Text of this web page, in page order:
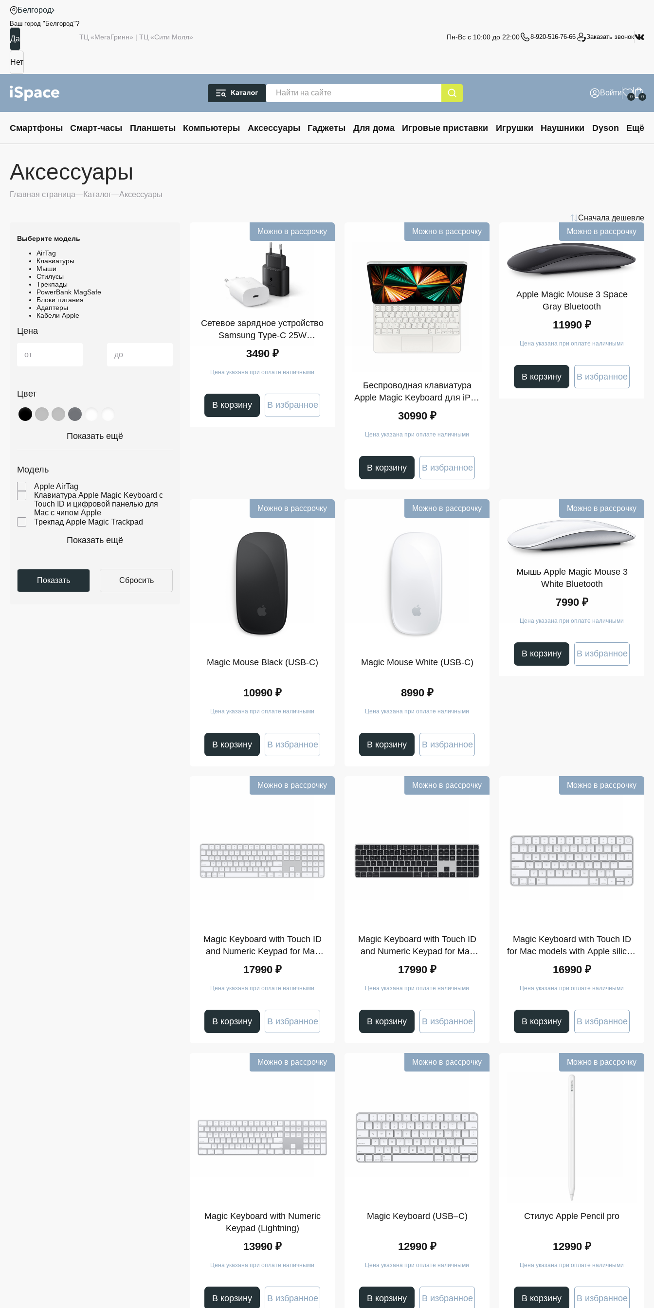
Белгород
Ваш город " Белгород"?
ТЦ «МегаГринн» | ТЦ «Сити Молл» Пн-Вс с 10:00 до 22:00 8-920-516-76-66 Заказать звонок
Войти 0 0
Смартфоны Смарт-часы Планшеты Компьютеры Аксессуары Гаджеты Для дома Игровые приставки Игрушки Наушники Dyson Ещё
Аксессуары
Главная страница Каталог Аксессуары
Сначала дешевле
Выберите модель
AirTag
Клавиатуры
Мыши
Стилусы
Трекпады
PowerBank MagSafe
Блоки питания
Адаптеры
Кабели Apple
Цена
от до
Цвет
Показать ещё
Модель
Apple AirTag
Клавиатура Apple Magic Keyboard с
Touch ID и цифровой панелью для
Mac с чипом Apple
Трекпад Apple Magic Trackpad
Показать ещё
Можно в рассрочку
Сетевое зарядное устройство
Samsung Type-C 25W
black/white
3490 ₽
Цена указана при оплате наличными
В корзину В избранное
Можно в рассрочку
Беспроводная клавиатура
Apple Magic Keyboard для iPad
Pro 12.9 Gen 3-6 белый
30990 ₽
Цена указана при оплате наличными
В корзину В избранное
Можно в рассрочку
Apple Magic Mouse 3 Space
Gray Bluetooth
11990 ₽
Цена указана при оплате наличными
В корзину В избранное
Можно в рассрочку
Magic Mouse Black (USB-C)
10990 ₽
Цена указана при оплате наличными
В корзину В избранное
Можно в рассрочку
Magic Mouse White (USB-C)
8990 ₽
Цена указана при оплате наличными
В корзину В избранное
Можно в рассрочку
Мышь Apple Magic Mouse 3
White Bluetooth
7990 ₽
Цена указана при оплате наличными
В корзину В избранное
Можно в рассрочку
Magic Keyboard with Touch ID
and Numeric Keypad for Mac
models with Apple silicon (USB–
C) White Keys
17990 ₽
Цена указана при оплате наличными
В корзину В избранное
Можно в рассрочку
Magic Keyboard with Touch ID
and Numeric Keypad for Mac
models with Apple silicon (USB–
C) Black Keys
17990 ₽
Цена указана при оплате наличными
В корзину В избранное
Можно в рассрочку
Magic Keyboard with Touch ID
for Mac models with Apple silicon
(USB–C)
16990 ₽
Цена указана при оплате наличными
В корзину В избранное
Можно в рассрочку
Magic Keyboard with Numeric
Keypad (Lightning)
13990 ₽
Цена указана при оплате наличными
В корзину В избранное
Можно в рассрочку
Magic Keyboard (USB–C)
12990 ₽
Цена указана при оплате наличными
В корзину В избранное
Можно в рассрочку
Стилус Apple Pencil pro
12990 ₽
Цена указана при оплате наличными
В корзину В избранное